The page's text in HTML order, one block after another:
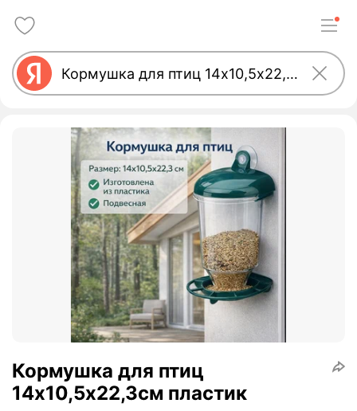
Кормушка для птиц
14х10,5х22,3см пластик